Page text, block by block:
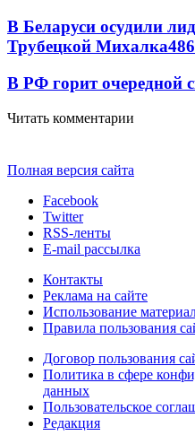
В Беларуси осудили
Трубецкой Михалка
В РФ горит очередной
Читать комментарии
Полная версия сайта
Facebook
Twitter
RSS-ленты
E-mail рассылка
Контакты
Реклама на сайте
Использование
Правила пользования
Договор пользования
Политика в сфере
данных
Пользовательское
Редакция